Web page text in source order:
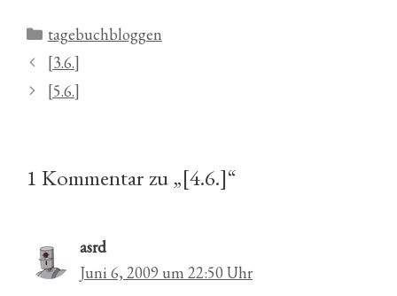
Kategorien
tagebuchbloggen
[3.6.]
[5.6.]
1 Kommentar zu „[4.6.]“
asrd
Juni 6, 2009 um 22:50 Uhr